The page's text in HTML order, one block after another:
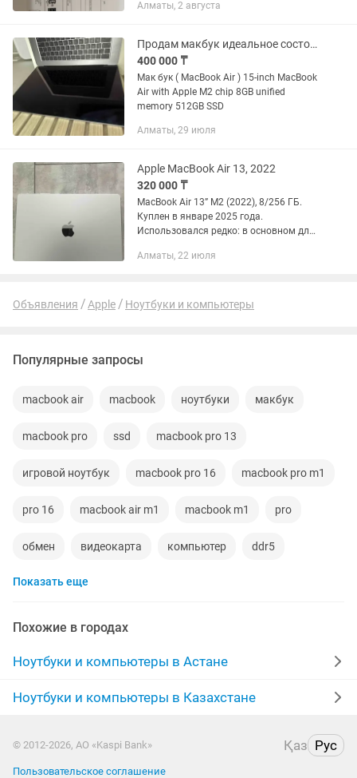
использовался
Алматы, 2 августа
Продам макбук идеальное состояние
400 000 ₸
Мак бук ( MacBook Air ) 15-inch MacBook
Air with Apple M2 chip 8GB unified
memory 512GB SSD
Алматы, 29 июля
Apple MacBook Air 13, 2022
320 000 ₸
MacBook Air 13” M2 (2022), 8/256 ГБ.
Куплен в январе 2025 года.
Использовался редко: в основном для
Большую часть времени лежал дома.
Алматы, 22 июля
Объявления Apple Ноутбуки и компьютеры
Популярные запросы
macbook air macbook ноутбуки макбук
macbook pro ssd macbook pro 13
игровой ноутбук macbook pro 16 macbook pro m1
pro 16 macbook air m1 macbook m1 pro
обмен видеокарта компьютер ddr5
macbook air m3
apple macbook macbook pro 14
компьютер игровой macbook m2 macbook air 13
macbook pro m4 macbook pro m5
Показать еще
Похожие в городах
Ноутбуки и компьютеры в Астане
Ноутбуки и компьютеры в Казахстане
© 2012-2026, АО «Kaspi Bank» Қаз Рус
Пользовательское соглашение